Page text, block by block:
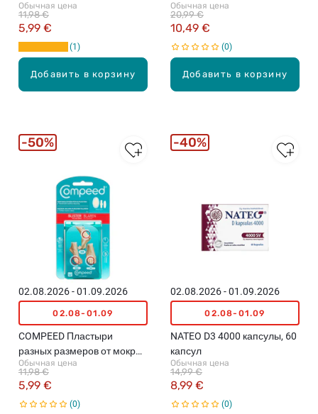
Добавить в корзину
мокрых мозолей, 5шт.
Обычная цена
5,99 €
11,98 €
1
Добавить в корзину
капсул
Обычная цена
10,49 €
20,99 €
0
02.08.2026 - 01.09.2026
02.08-01.09
COMPEED Пластыри
разных размеров от мокрых
мозолей, 5шт.
Обычная цена
5,99 €
11,98 €
0
50%
02.08.2026 - 01.09.2026
02.08-01.09
NATEO D3 4000 капсулы, 60
капсул
Обычная цена
8,99 €
14,99 €
0
40%